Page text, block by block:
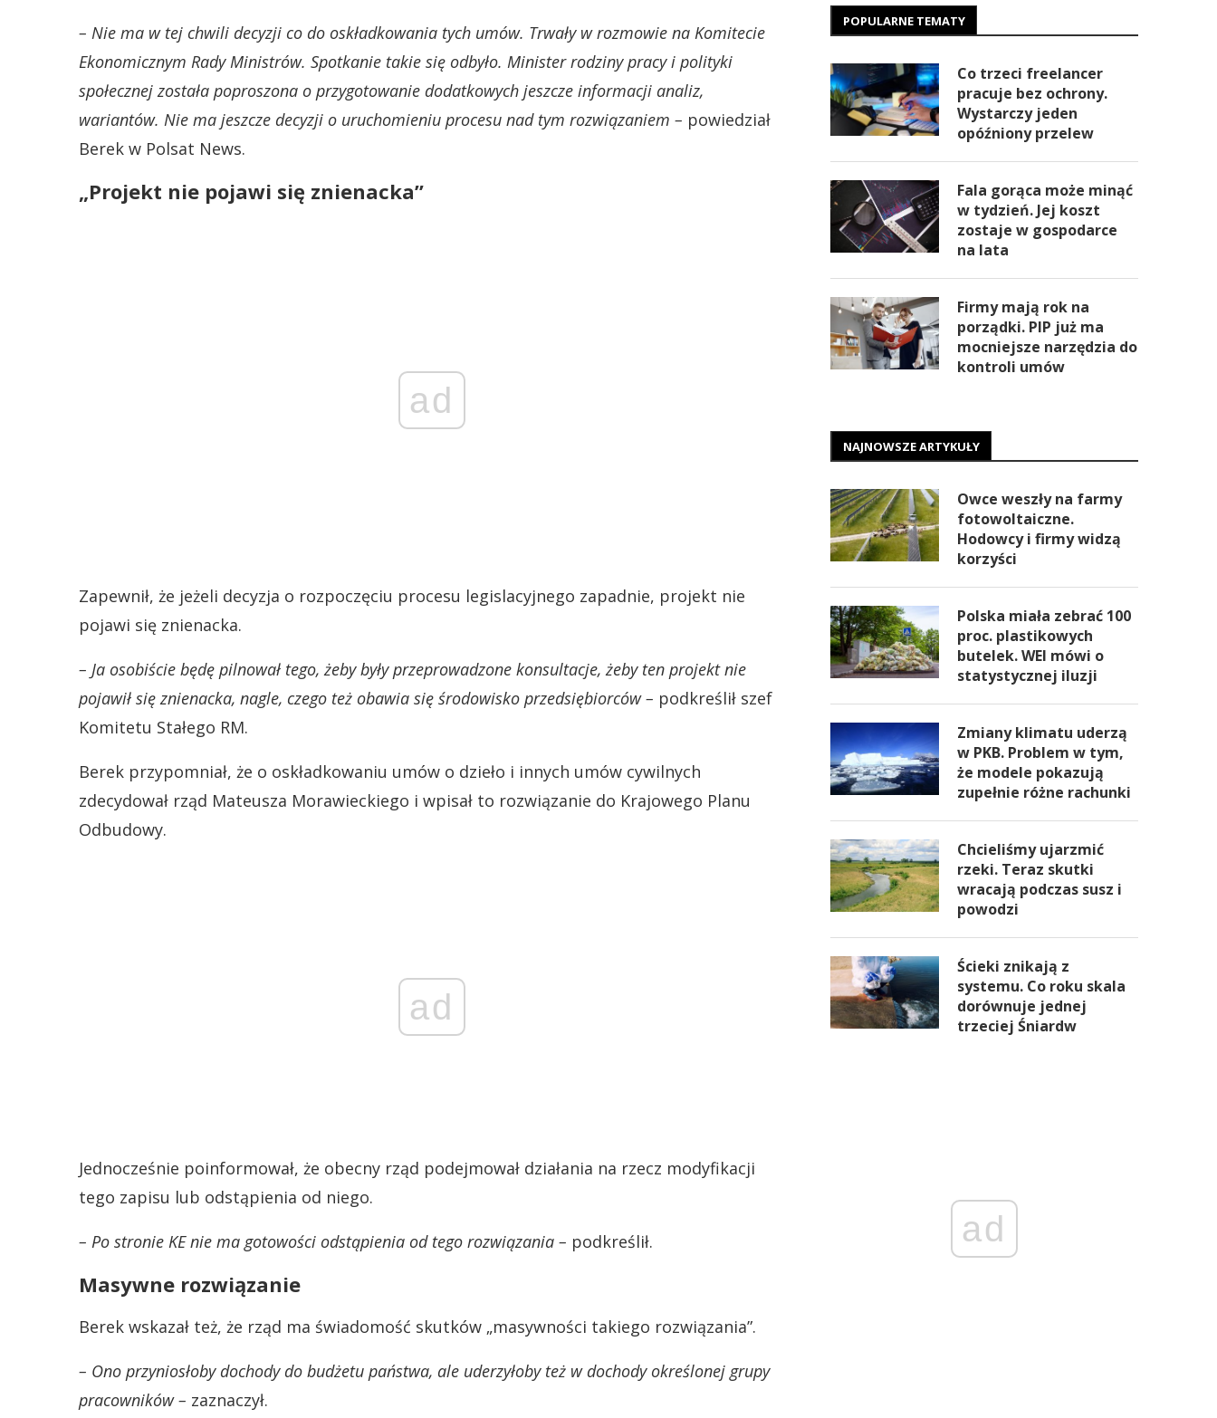
– Nie ma w tej chwili decyzji co do oskładkowania tych umów. Trwały w rozmowie na Komitecie
Ekonomicznym Rady Ministrów. Spotkanie takie się odbyło. Minister rodziny pracy i polityki
społecznej została poproszona o przygotowanie dodatkowych jeszcze informacji analiz,
wariantów. Nie ma jeszcze decyzji o uruchomieniu procesu nad tym rozwiązaniem – powiedział
Berek w Polsat News.
„Projekt nie pojawi się znienacka”
ad
Zapewnił, że jeżeli decyzja o rozpoczęciu procesu legislacyjnego zapadnie, projekt nie
pojawi się znienacka.
– Ja osobiście będę pilnował tego, żeby były przeprowadzone konsultacje, żeby ten projekt nie
pojawił się znienacka, nagle, czego też obawia się środowisko przedsiębiorców – podkreślił szef
Komitetu Stałego RM.
Berek przypomniał, że o oskładkowaniu umów o dzieło i innych umów cywilnych
zdecydował rząd Mateusza Morawieckiego i wpisał to rozwiązanie do Krajowego Planu
Odbudowy.
ad
Jednocześnie poinformował, że obecny rząd podejmował działania na rzecz modyfikacji
tego zapisu lub odstąpienia od niego.
– Po stronie KE nie ma gotowości odstąpienia od tego rozwiązania – podkreślił.
Masywne rozwiązanie
Berek wskazał też, że rząd ma świadomość skutków „masywności takiego rozwiązania”.
– Ono przyniosłoby dochody do budżetu państwa, ale uderzyłoby też w dochody określonej grupy
pracowników – zaznaczył.
POPULARNE TEMATY
Co trzeci freelancer
pracuje bez ochrony.
Wystarczy jeden
opóźniony przelew
Fala gorąca może minąć
w tydzień. Jej koszt
zostaje w gospodarce
na lata
Firmy mają rok na
porządki. PIP już ma
mocniejsze narzędzia do
kontroli umów
NAJNOWSZE ARTYKUŁY
Owce weszły na farmy
fotowoltaiczne.
Hodowcy i firmy widzą
korzyści
Polska miała zebrać 100
proc. plastikowych
butelek. WEI mówi o
statystycznej iluzji
Zmiany klimatu uderzą
w PKB. Problem w tym,
że modele pokazują
zupełnie różne rachunki
Chcieliśmy ujarzmić
rzeki. Teraz skutki
wracają podczas susz i
powodzi
Ścieki znikają z
systemu. Co roku skala
dorównuje jednej
trzeciej Śniardw
ad